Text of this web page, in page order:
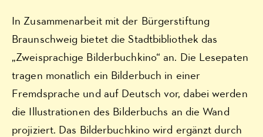
In Zusammenarbeit mit der Bürgerstiftung
Braunschweig bietet die Stadtbibliothek das
„Zweisprachige Bilderbuchkino“ an. Die Lesepaten
tragen monatlich ein Bilderbuch in einer
Fremdsprache und auf Deutsch vor, dabei werden
die Illustrationen des Bilderbuchs an die Wand
projiziert. Das Bilderbuchkino wird ergänzt durch